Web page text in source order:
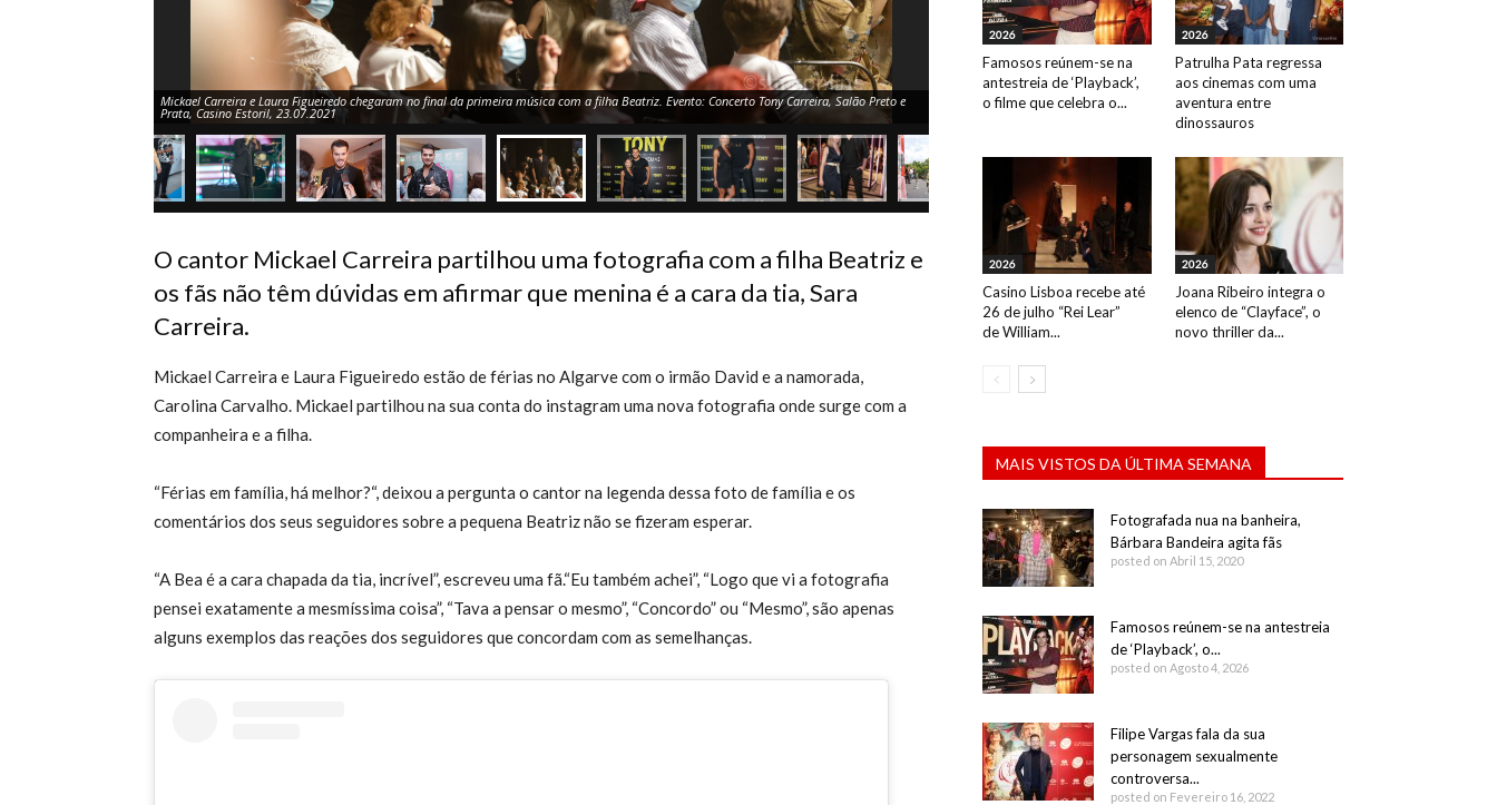
Mickael Carreira e Laura Figueiredo chegaram no final da primeira música com a filha Beatriz. Evento: Concerto Tony Carreira, Salão Preto e
Prata, Casino Estoril, 23.07.2021 Mickael Carreira e Laura Figueiredo. Evento: Antestreia do filme Tony,
O cantor Mickael Carreira partilhou uma fotografia com a filha Beatriz e
os fãs não têm dúvidas em afirmar que menina é a cara da tia, Sara
Carreira.
Mickael Carreira e Laura Figueiredo estão de férias no Algarve com o irmão David e a namorada,
Carolina Carvalho. Mickael partilhou na sua conta do instagram uma nova fotografia onde surge com a
companheira e a filha.
“Férias em família, há melhor?“, deixou a pergunta o cantor na legenda dessa foto de família e os
comentários dos seus seguidores sobre a pequena Beatriz não se fizeram esperar.
“A Bea é a cara chapada da tia, incrível”, escreveu uma fã.“Eu também achei”, “Logo que vi a fotografia
pensei exatamente a mesmíssima coisa”, “Tava a pensar o mesmo”, “Concordo” ou “Mesmo”, são apenas
alguns exemplos das reações dos seguidores que concordam com as semelhanças.
2026
Famosos reúnem-se na
antestreia de ‘Playback’,
o filme que celebra o...
2026
Patrulha Pata regressa
aos cinemas com uma
aventura entre
dinossauros
2026
Casino Lisboa recebe até
26 de julho “Rei Lear”
de William...
2026
Joana Ribeiro integra o
elenco de “Clayface”, o
novo thriller da...
MAIS VISTOS DA ÚLTIMA SEMANA
Fotografada nua na banheira,
Bárbara Bandeira agita fãs
posted on Abril 15, 2020
Famosos reúnem-se na antestreia
de ‘Playback’, o...
posted on Agosto 4, 2026
Filipe Vargas fala da sua
personagem sexualmente
controversa...
posted on Fevereiro 16, 2022